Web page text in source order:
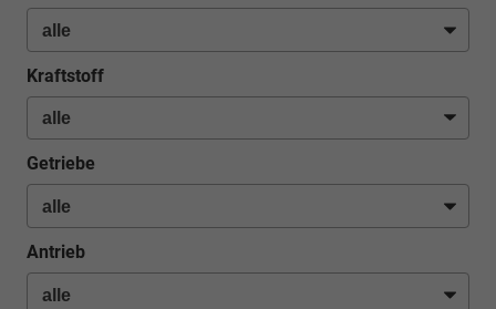
Kraftstoff
Getriebe
Antrieb